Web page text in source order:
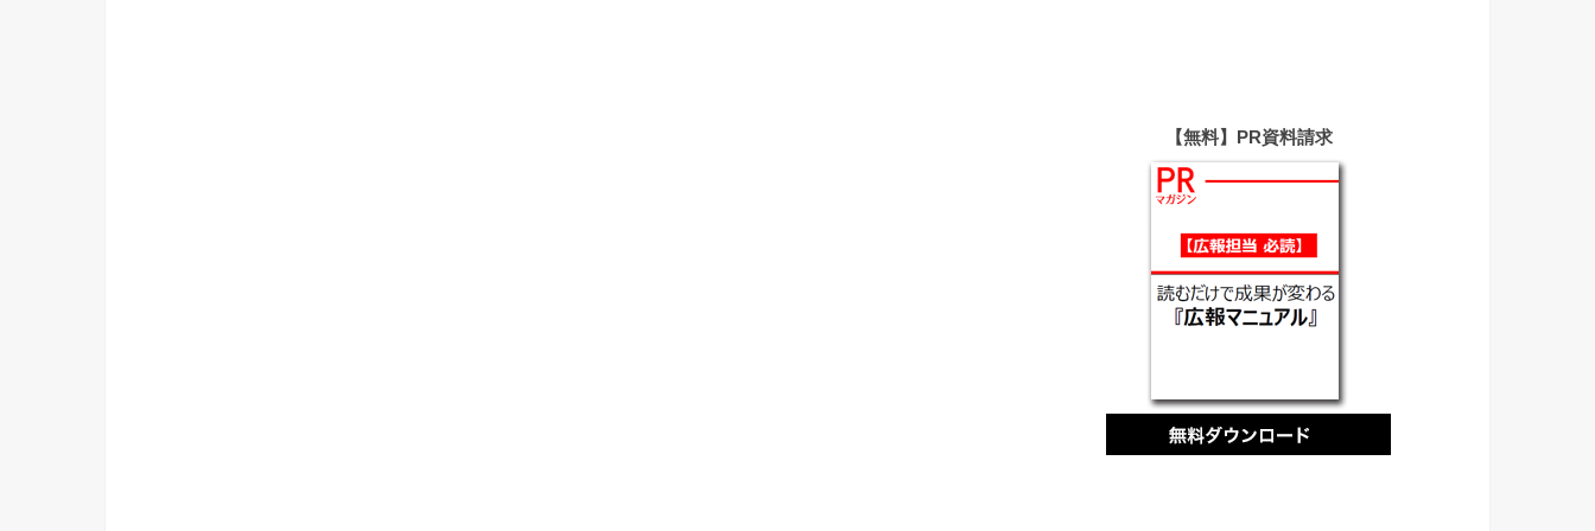
【無料】PR資料請求